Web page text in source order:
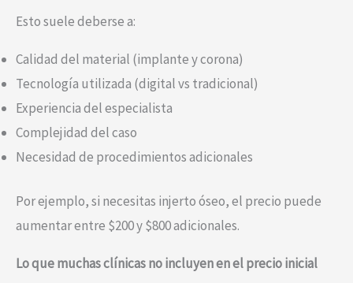
Esto suele deberse a:
Calidad del material (implante y corona)
Tecnología utilizada (digital vs tradicional)
Experiencia del especialista
Complejidad del caso
Necesidad de procedimientos adicionales
Por ejemplo, si necesitas injerto óseo, el precio puede
aumentar entre $200 y $800 adicionales.
Lo que muchas clínicas no incluyen en el precio inicial